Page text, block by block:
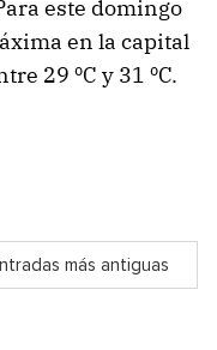
este domingo
en la capital
29 ºC y 31 ºC.
más antiguas